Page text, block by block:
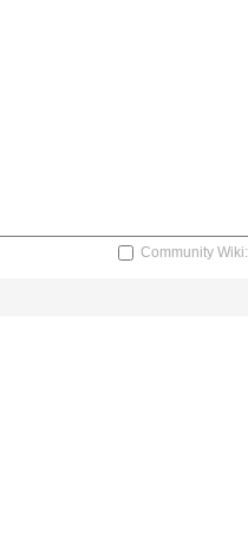
Community Wiki: